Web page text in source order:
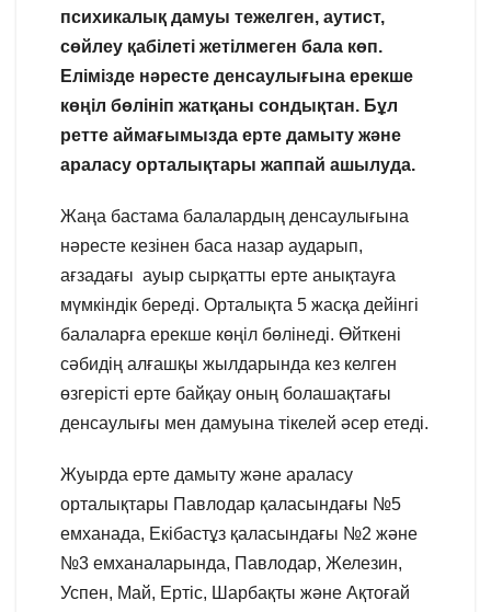
психикалық дамуы тежелген, аутист,
сөйлеу қабілеті жетілмеген бала көп.
Елімізде нәресте денсаулығына ерекше
көңіл бөлініп жатқаны сондықтан. Бұл
ретте аймағымызда ерте дамыту және
араласу орталықтары жаппай ашылуда.
Жаңа бастама балалардың денсаулығына
нәресте кезінен баса назар аударып,
ағзадағы ауыр сырқатты ерте анықтауға
мүмкіндік береді. Орталықта 5 жасқа дейінгі
балаларға ерекше көңіл бөлінеді. Өйткені
сәбидің алғашқы жылдарында кез келген
өзгерісті ерте байқау оның болашақтағы
денсаулығы мен дамуына тікелей әсер етеді.
Жуырда ерте дамыту және араласу
орталықтары Павлодар қаласындағы №5
емханада, Екібастұз қаласындағы №2 және
№3 емханаларында, Павлодар, Железин,
Успен, Май, Ертіс, Шарбақты және Ақтоғай